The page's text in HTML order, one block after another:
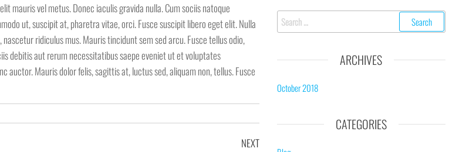
mauris vel metus. Donec iaculis gravida nulla. Cum sociis natoque
ut, suscipit at, pharetra vitae, orci. Fusce suscipit libero eget elit. Nulla
ridiculus mus. Mauris tincidunt sem sed arcu. Fusce tellus odio,
debitis aut rerum necessitatibus saepe eveniet ut et voluptates
auctor. Mauris dolor felis, sagittis at, luctus sed, aliquam non, tellus. Fusce
Next
NEXT
Search
for:
ARCHIVES
October 2018
CATEGORIES